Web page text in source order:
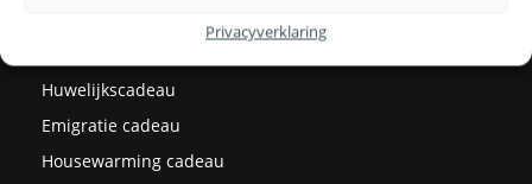
Privacyverklaring
Huwelijkscadeau
Emigratie cadeau
Housewarming cadeau